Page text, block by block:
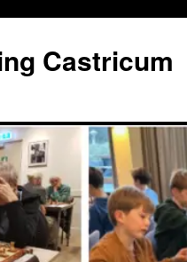
Castricum